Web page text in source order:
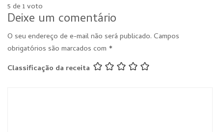
5 de 1 voto
Deixe um comentário
O seu endereço de e-mail não será publicado. Campos
obrigatórios são marcados com *
Classificação da receita